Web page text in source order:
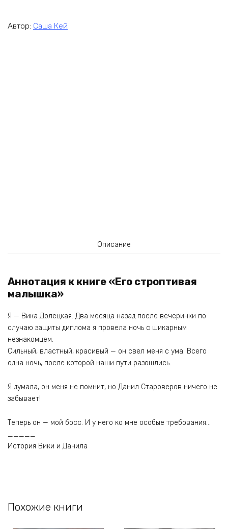
Автор: Саша Кей
Описание
Аннотация к книге «Его строптивая
малышка»
Я — Вика Долецкая. Два месяца назад после вечеринки по
случаю защиты диплома я провела ночь с шикарным
незнакомцем.
Сильный, властный, красивый — он свел меня с ума. Всего
одна ночь, после которой наши пути разошлись.
Я думала, он меня не помнит, но Данил Староверов ничего не
забывает!
Теперь он — мой босс. И у него ко мне особые требования…
_____
История Вики и Данила
Похожие книги